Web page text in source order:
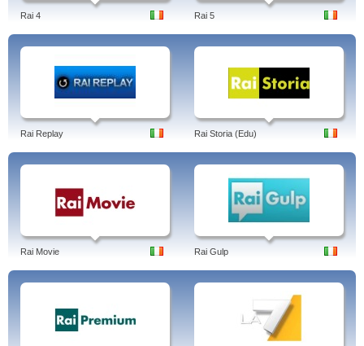
Rai 4 Rai 5
Rai Replay Rai Storia (Edu)
Rai Movie Rai Gulp